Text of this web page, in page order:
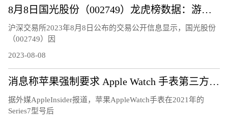
8月8日国光股份（002749）龙虎榜数据：游资量化打板上榜
沪深交易所2023年8月8日公布的交易公开信息显示，国光股份
（002749）因
2023-08-08
消息称苹果强制要求 Apple Watch 手表第三方充电器换用官方快充模块
据外媒AppleInsider报道，苹果AppleWatch手表在2021年的
Series7型号后